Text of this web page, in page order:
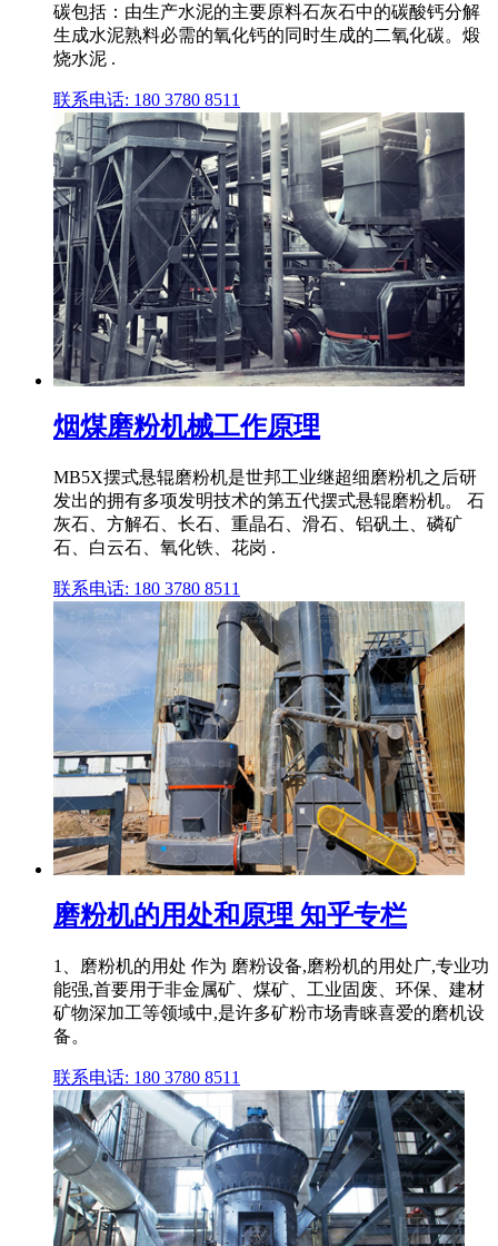
碳包括：由生产水泥的主要原料石灰石中的碳酸钙分解
生成水泥熟料必需的氧化钙的同时生成的二氧化碳。煅
烧水泥 .
联系电话: 180 3780 8511
烟煤磨粉机械工作原理
MB5X摆式悬辊磨粉机是世邦工业继超细磨粉机之后研
发出的拥有多项发明技术的第五代摆式悬辊磨粉机。 石
灰石、方解石、长石、重晶石、滑石、铝矾土、磷矿
石、白云石、氧化铁、花岗 .
联系电话: 180 3780 8511
磨粉机的用处和原理 知乎专栏
1、磨粉机的用处 作为 磨粉设备,磨粉机的用处广,专业功
能强,首要用于非金属矿、煤矿、工业固废、环保、建材
矿物深加工等领域中,是许多矿粉市场青睐喜爱的磨机设
备。
联系电话: 180 3780 8511